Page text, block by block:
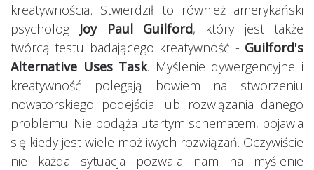
kreatywnością. Stwierdził to również amerykański
psycholog Joy Paul Guilford, który jest także
twórcą testu badającego kreatywność - Guilford's
Alternative Uses Task. Myślenie dywergencyjne i
kreatywność polegają bowiem na stworzeniu
nowatorskiego podejścia lub rozwiązania danego
problemu. Nie podąża utartym schematem, pojawia
się kiedy jest wiele możliwych rozwiązań. Oczywiście
nie każda sytuacja pozwala nam na myślenie